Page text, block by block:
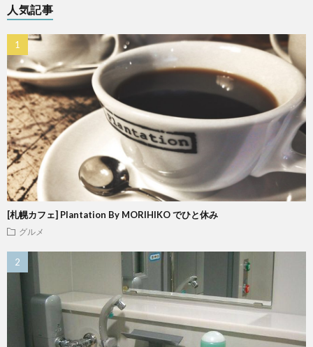
人気記事
[札幌カフェ] Plantation By MORIHIKO でひと休み
グルメ